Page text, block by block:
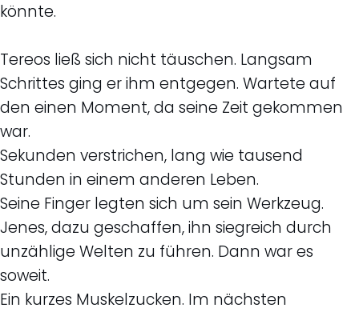
könnte.
Tereos ließ sich nicht täuschen. Langsam
Schrittes ging er ihm entgegen. Wartete auf
den einen Moment, da seine Zeit gekommen
war.
Sekunden verstrichen, lang wie tausend
Stunden in einem anderen Leben.
Seine Finger legten sich um sein Werkzeug.
Jenes, dazu geschaffen, ihn siegreich durch
unzählige Welten zu führen. Dann war es
soweit.
Ein kurzes Muskelzucken. Im nächsten